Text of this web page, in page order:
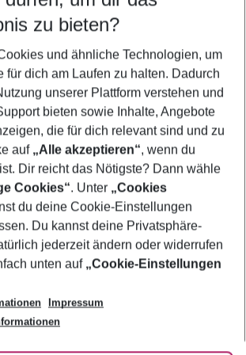
5-8 Nächte
Keine Kinder
Mehr Filter anzeigen
ändern
zu bieten?
und ähnliche Technologien, um
für dich am Laufen zu halten. Dadurch
unserer Plattform verstehen und
bieten sowie Inhalte, Angebote
die für dich relevant sind und zu
auf „Alle akzeptieren“, wenn du
Dir reicht das Nötigste? Dann wähle
Cookies“. Unter „Cookies
du deine Cookie-Einstellungen
Du kannst deine Privatsphäre-
jederzeit ändern oder widerrufen
unten auf „Cookie-Einstellungen
Impressum